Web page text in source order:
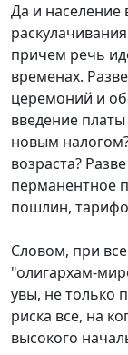
Да и население
причем речь
временах.
церемоний и
введение
новым
возраста?
перманентное
пошлин,
Словом, при
"олигархам-
увы, не только
риска все, на
высокого